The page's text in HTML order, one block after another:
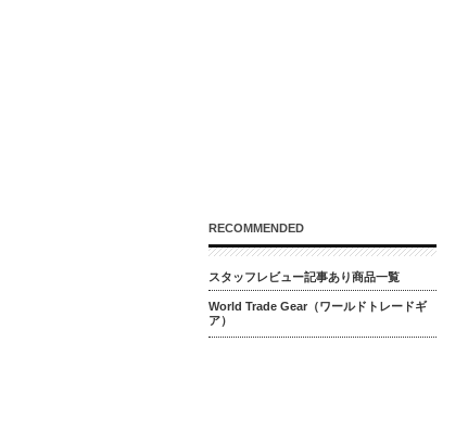
RECOMMENDED
スタッフレビュー記事あり商品一覧
World Trade Gear（ワールドトレードギ
ア）